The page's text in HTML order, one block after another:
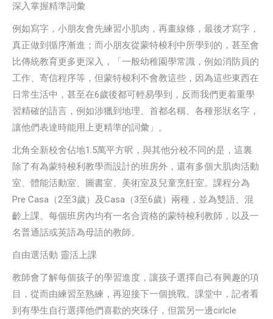
深入掌握精準詞彙
例如寫字，小朋友會先練習小肌肉，再畫線條，最後才寫字，
真正做到循序漸進；而小朋友從蒙特梭利中所學到的，甚至會
比傳統教育更多更深入，「一般幼稚園學常識，例如消防員的
工作、寄信程序等，但蒙特梭利不會教這些，因為這些東西在
日常生活中，甚至在6歲後都可輕易學到，反而我們更着重學
習精確的語言，例如涉獵到地理、首都名稱、各種形狀名字，
讓他們表達時能用上更精準的詞彙」。
北角全新校舍佔地1.5萬平方呎，與其他分校不同的是，這裏
除了有為蒙特梭利教學而設計的班房外，還有多個大肌肉活動
室、體能活動室、圖書室、美術室及兒童烹飪室。課程分為
Pre Casa（2至3歲）及Casa（3至6歲）兩種，並為雙語、混
齡上課。每個班房內均有一名合資格的蒙特梭利教師，以及一
名普通話或英語為母語的教師。
自由選活動 靈活上課
教師會了解每個孩子的學習進度，讓孩子選擇自己有興趣的項
目，從而由練習至熟練，再迎接下一個挑戰。課堂中，記者看
到有學生自行選擇他們喜歡的夾珠仔，但當另一邊cirlcle